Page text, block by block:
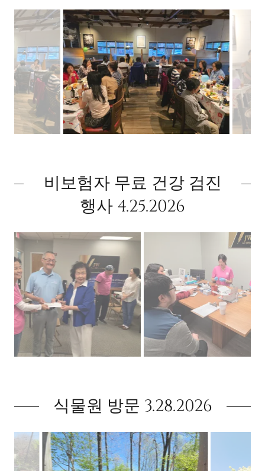
비보험자 무료 건강 검진
행사 4.25.2026
식물원 방문 3.28.2026